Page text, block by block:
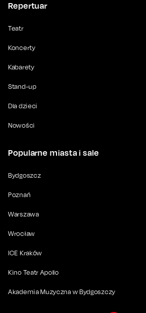
Repertuar
Teatr
Koncerty
Kabarety
Stand-up
Dla dzieci
Nowości
Popularne miasta i sale
Bydgoszcz
Poznań
Warszawa
Wrocław
ICE Kraków
Kino Teatr Apollo
Akademia Muzyczna w Bydgoszczy